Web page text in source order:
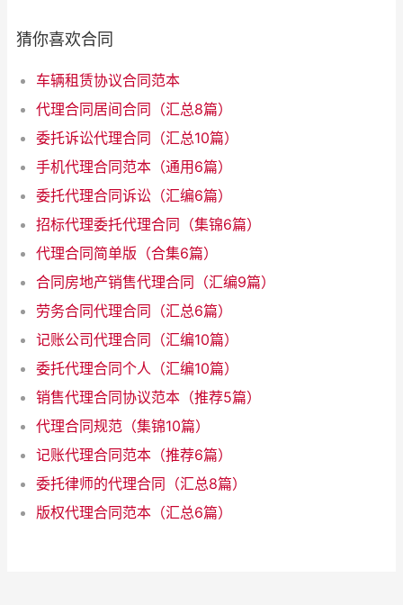
猜你喜欢合同
车辆租赁协议合同范本
代理合同居间合同（汇总8篇）
委托诉讼代理合同（汇总10篇）
手机代理合同范本（通用6篇）
委托代理合同诉讼（汇编6篇）
招标代理委托代理合同（集锦6篇）
代理合同简单版（合集6篇）
合同房地产销售代理合同（汇编9篇）
劳务合同代理合同（汇总6篇）
记账公司代理合同（汇编10篇）
委托代理合同个人（汇编10篇）
销售代理合同协议范本（推荐5篇）
代理合同规范（集锦10篇）
记账代理合同范本（推荐6篇）
委托律师的代理合同（汇总8篇）
版权代理合同范本（汇总6篇）